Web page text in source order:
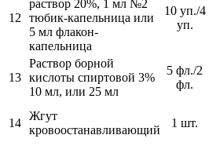
12
раствор 20%, 1 мл №2
тюбик-капельница или
5 мл флакон-
капельница
10 уп./4
уп.
13
Раствор борной
кислоты спиртовой 3%
10 мл, или 25 мл
5 фл./2
фл.
14
Жгут
кровоостанавливающий
1 шт.